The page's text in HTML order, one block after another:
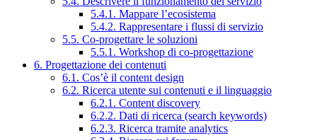
5.4.1. Mappare l’ecosistema
5.4.2. Rappresentare i flussi di servizio
5.5. Co-progettare le soluzioni
5.5.1. Workshop di co-progettazione
6. Progettazione dei contenuti
6.1. Cos’è il content design
6.2. Ricerca utente sui contenuti e il linguaggio
6.2.1. Content discovery
6.2.2. Dati di ricerca (search keywords)
6.2.3. Ricerca tramite analytics